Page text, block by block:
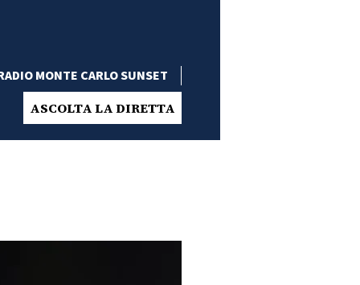
MONTE CARLO SUNSET
ASCOLTA LA DIRETTA